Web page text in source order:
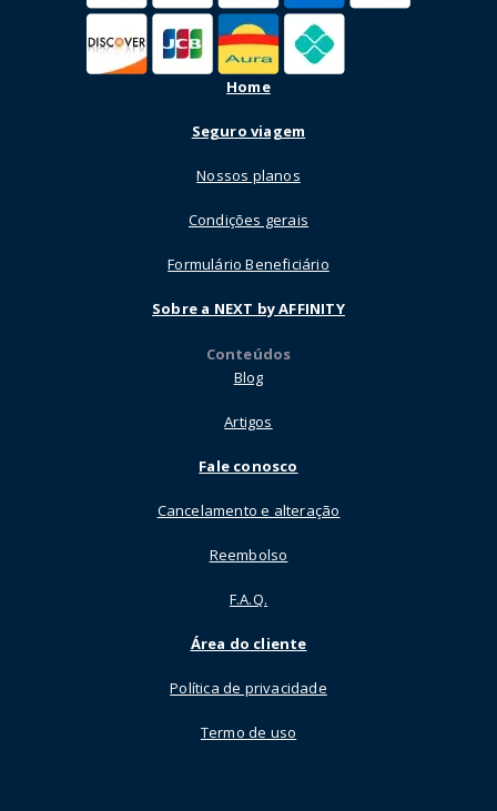
Home
Seguro viagem
Nossos planos
Condições gerais
Formulário Beneficiário
Sobre a NEXT by AFFINITY
Conteúdos
Blog
Artigos
Fale conosco
Cancelamento e alteração
Reembolso
F.A.Q.
Área do cliente
Política de privacidade
Termo de uso